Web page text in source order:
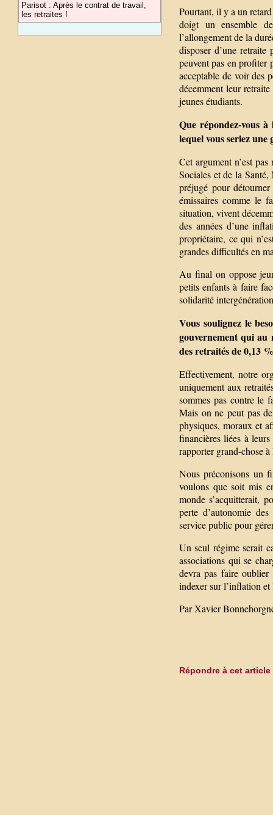
Parisot : Après le contrat de travail,
les retraites !
Pourtant, il y a un
doigt un ensemble
l’allongement de la
disposer d’une
peuvent pas en profiter
acceptable de voir des
décemment leur
jeunes étudiants.
Que répondez-vous
lequel vous seriez
Cet argument n’est
Sociales et de la
préjugé pour
émissaires comme le
situation, vivent
des années d’une
propriétaire, ce qui
grandes difficultés en
Au final on oppose
petits enfants à faire
solidarité
Vous soulignez le
gouvernement qui au
des retraités de 0,13
Effectivement, notre
uniquement aux
sommes pas contre le
Mais on ne peut pas
physiques, moraux et
financières liées à
rapporter grand-chose
Nous préconisons un
voulons que soit mis
monde s’acquitterait,
perte d’autonomie
service public pour
Un seul régime serait
associations qui se
devra pas faire oublier
indexer sur l’inflation
Par Xavier
Répondre à cet article